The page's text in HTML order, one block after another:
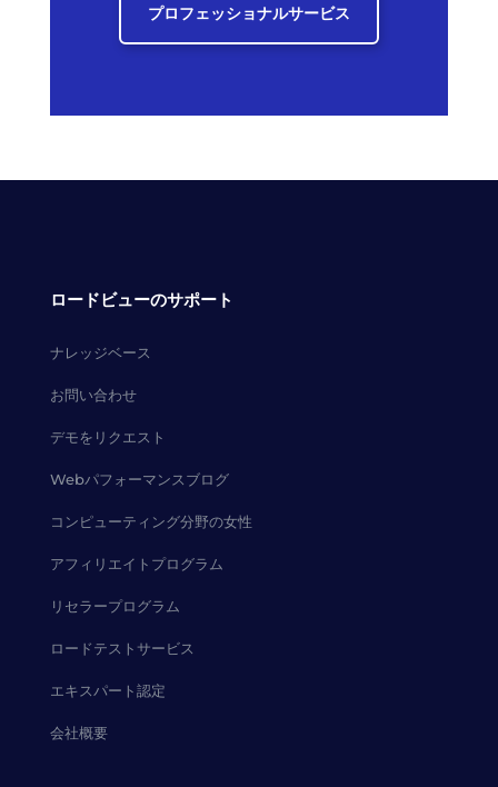
プロフェッショナルサービス
ロードビューのサポート
ナレッジベース
お問い合わせ
デモをリクエスト
Webパフォーマンスブログ
コンピューティング分野の女性
アフィリエイトプログラム
リセラープログラム
ロードテストサービス
エキスパート認定
会社概要